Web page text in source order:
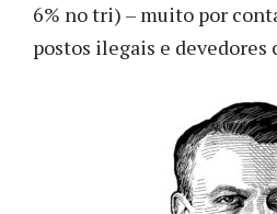
6% no tri) – muito por
postos ilegais e devedores